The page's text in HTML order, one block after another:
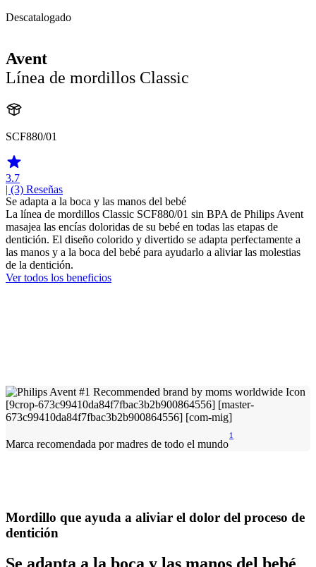
Descatalogado
Avent
Línea de mordillos Classic
SCF880/01
3.7
| (3) Reseñas
Se adapta a la boca y las manos del bebé
La línea de mordillos Classic SCF880/01 sin BPA de Philips Avent
masajea las encías doloridas de su bebé en todas las etapas de
dentición. El diseño colorido y divertido se adapta perfectamente a
las manos y a la boca del bebé para ayudarlo a aliviar las molestias
de la dentición.
Ver todos los beneficios
Marca recomendada por madres de todo el mundo
1
Mordillo que ayuda a aliviar el dolor del proceso de
dentición